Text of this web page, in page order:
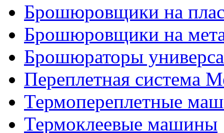
Брошюровщики на
Брошюровщики на
Брошюраторы
Переплетная система
Термопереплетные
Термоклеевые машины